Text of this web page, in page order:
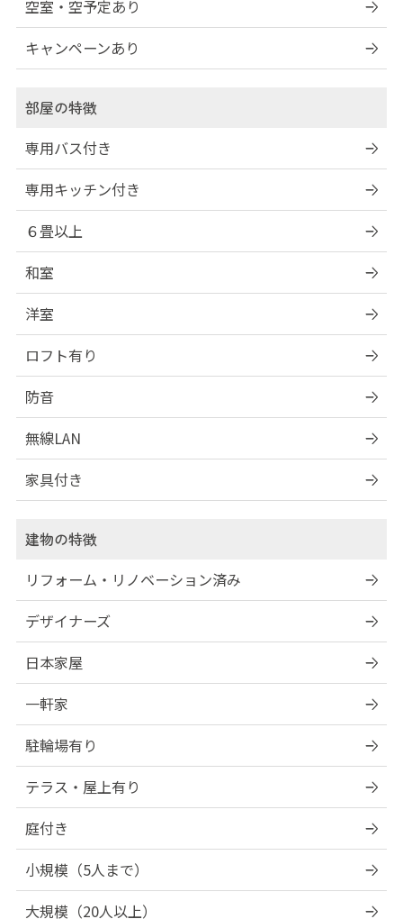
空室・空予定あり
キャンペーンあり
部屋の特徴
専用バス付き
専用キッチン付き
６畳以上
和室
洋室
ロフト有り
防音
無線LAN
家具付き
建物の特徴
リフォーム・リノベーション済み
デザイナーズ
日本家屋
一軒家
駐輪場有り
テラス・屋上有り
庭付き
小規模（5人まで）
大規模（20人以上）